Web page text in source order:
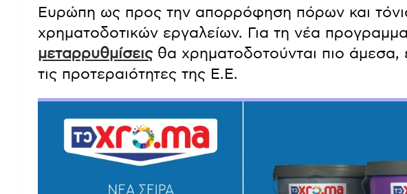
Ευρώπη ως προς την απορρόφηση πόρων και
χρηματοδοτικών εργαλείων. Για τη νέα
μεταρρυθμίσειςθα χρηματοδοτούνται πιο άμεσα,
τις προτεραιότητες της Ε.Ε.